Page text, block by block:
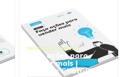
NEGÓCIOS, VENDAS
Faça ações para
vender mais |
Prompts ChatGPT